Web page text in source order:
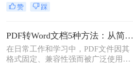
文件中的内容时，将其转换为Word格
换为word格式呢？本文将介绍三种简
单实用的方法，帮助您轻松将PDF文
件转换为Word格式。
赞 踩
PDF转Word文档5种方法：从简单复制到专业软件的适用范围！
在日常工作和学习中，PDF文件因其
格式固定、兼容性强而被广泛使用。